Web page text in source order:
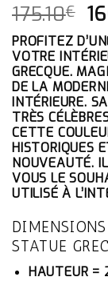
175.10€ LE
PROFITEZ
VOTRE
GRECQUE.
DE LA
INTÉRIEURE.
TRÈS
CETTE
HISTORIQUES
NOUVEAUTÉ.
VOUS LE
UTILISÉ À
STATUE
HAUTEUR =